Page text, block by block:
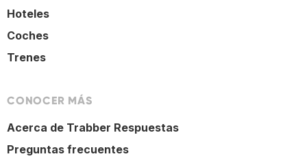
Hoteles
Coches
Trenes
CONOCER MÁS
Acerca de Trabber Respuestas
Preguntas frecuentes